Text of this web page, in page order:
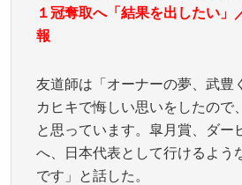
１冠奪取へ「結果を出したい」
報
友道師は「オーナーの夢、武豊
カヒキで悔しい思いをしたので
と思っています。皐月賞、ダー
へ、日本代表として行けるよう
です」と話した。